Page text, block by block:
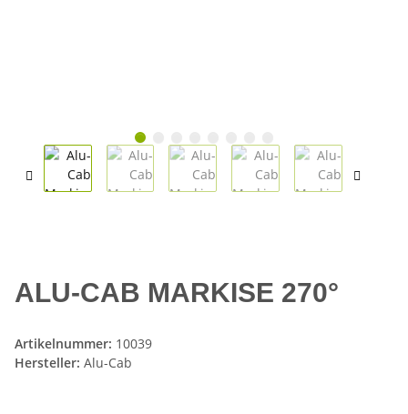
ALU-CAB MARKISE 270°
Artikelnummer: 10039
Hersteller: Alu-Cab